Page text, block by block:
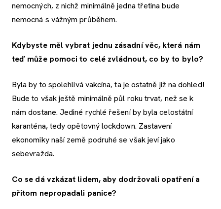
nemocných, z nichž minimálně jedna třetina bude
nemocná s vážným průběhem.
Kdybyste měl vybrat jednu zásadní věc, která nám
teď může pomoci to celé zvládnout, co by to bylo?
Byla by to spolehlivá vakcína, ta je ostatně již na dohled!
Bude to však ještě minimálně půl roku trvat, než se k
nám dostane. Jediné rychlé řešení by byla celostátní
karanténa, tedy opětovný lockdown. Zastavení
ekonomiky naší země podruhé se však jeví jako
sebevražda.
Co se dá vzkázat lidem, aby dodržovali opatření a
přitom nepropadali panice?